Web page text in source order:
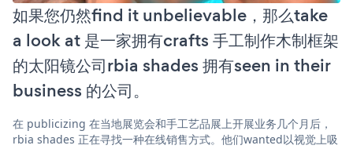
如果您仍然find it unbelievable，那么take
a look at 是一家拥有crafts 手工制作木制框架
的太阳镜公司rbia shades 拥有seen in their
business 的公司。
在 publicizing 在当地展览会和手工艺品展上开展业务几个月后，
rbia shades 正在寻找一种在线销售方式。他们wanted以视觉上吸